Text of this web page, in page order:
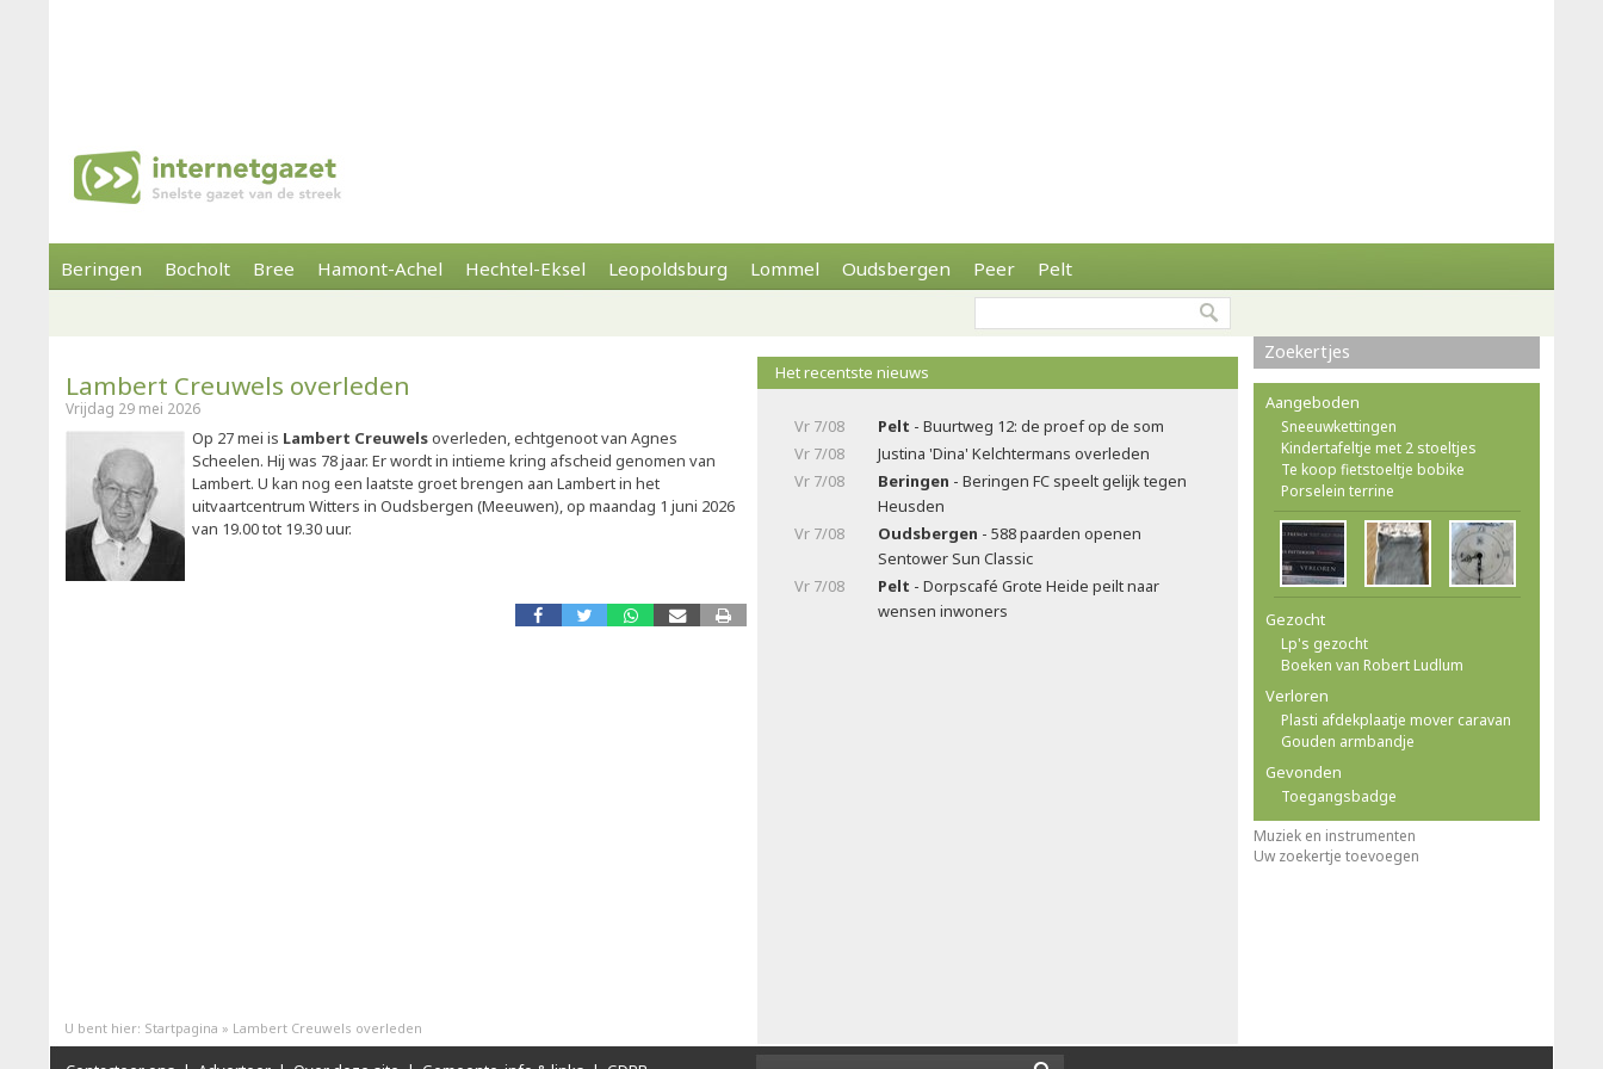
Beringen Bocholt Bree Hamont-Achel Hechtel-Eksel Leopoldsburg Lommel Oudsbergen Peer Pelt
Lambert Creuwels overleden
Vrijdag 29 mei 2026
Op 27 mei is Lambert Creuwelsoverleden, echtgenoot van Agnes
Scheelen. Hij was 78 jaar. Er wordt in intieme kring afscheid genomen van
Lambert. U kan nog een laatste groet brengen aan Lambert in het
uitvaartcentrum Witters in Oudsbergen (Meeuwen), op maandag 1 juni 2026
van 19.00 tot 19.30 uur.
Het recentste nieuws
Vr 7/08 Pelt - Buurtweg 12: de proef op de som
Vr 7/08
Justina 'Dina' Kelchtermans overleden
Vr 7/08
Beringen - Beringen FC speelt gelijk tegen
Heusden
Vr 7/08
Oudsbergen - 588 paarden openen
Sentower Sun Classic
Vr 7/08
Pelt - Dorpscafé Grote Heide peilt naar
wensen inwoners
Zoekertjes
Aangeboden
Sneeuwkettingen
Kindertafeltje met 2 stoeltjes
Te koop fietstoeltje bobike
Porselein terrine
Gezocht
Lp's gezocht
Boeken van Robert Ludlum
Verloren
Plasti afdekplaatje mover caravan
Gouden armbandje
Gevonden
Toegangsbadge
Muziek en instrumenten
Uw zoekertje toevoegen
U bent hier: Startpagina » Lambert Creuwels overleden